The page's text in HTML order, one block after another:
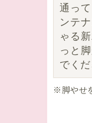
通っ
ンテ
ゃる
っと
でく
※脚やせ